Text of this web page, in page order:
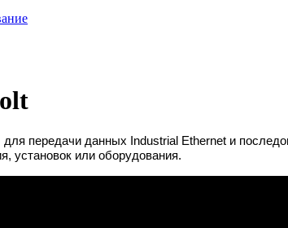
передачи данных Industrial Ethernet и
установок или оборудования.